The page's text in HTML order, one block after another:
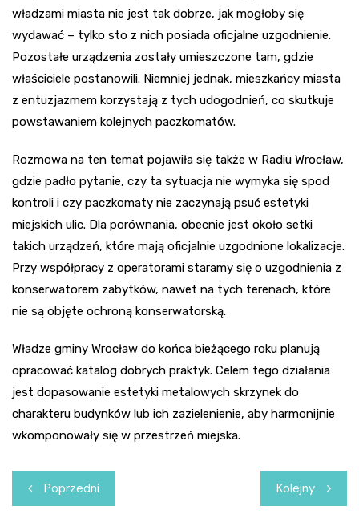
władzami miasta nie jest tak dobrze, jak mogłoby się
wydawać – tylko sto z nich posiada oficjalne uzgodnienie.
Pozostałe urządzenia zostały umieszczone tam, gdzie
właściciele postanowili. Niemniej jednak, mieszkańcy miasta
z entuzjazmem korzystają z tych udogodnień, co skutkuje
powstawaniem kolejnych paczkomatów.
Rozmowa na ten temat pojawiła się także w Radiu Wrocław,
gdzie padło pytanie, czy ta sytuacja nie wymyka się spod
kontroli i czy paczkomaty nie zaczynają psuć estetyki
miejskich ulic. Dla porównania, obecnie jest około setki
takich urządzeń, które mają oficjalnie uzgodnione lokalizacje.
Przy współpracy z operatorami staramy się o uzgodnienia z
konserwatorem zabytków, nawet na tych terenach, które
nie są objęte ochroną konserwatorską.
Władze gminy Wrocław do końca bieżącego roku planują
opracować katalog dobrych praktyk. Celem tego działania
jest dopasowanie estetyki metalowych skrzynek do
charakteru budynków lub ich zazielenienie, aby harmonijnie
wkomponowały się w przestrzeń miejska.
Nawigacja
Poprzedni Kolejny